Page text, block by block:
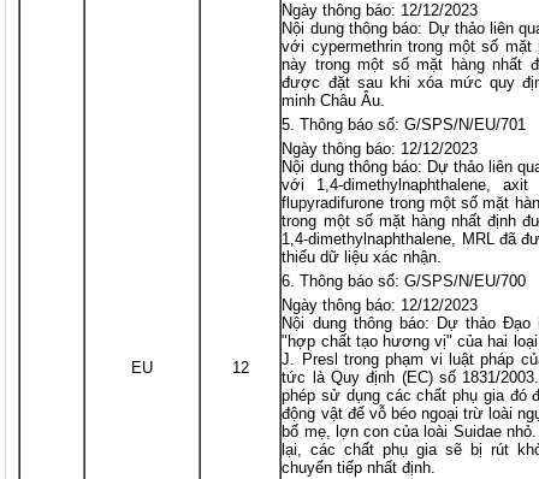
EU 12
Ngày thông báo: 12/12/2023
Nội dung thông báo: Dự thảo liên
với cypermethrin trong một số
này trong một số mặt hàng nhất
được đặt sau khi xóa mức quy
minh Châu Âu.
Thông báo số: G/SPS/N/EU/701
Ngày thông báo: 12/12/2023
Nội dung thông báo: Dự thảo liên
với 1,4-dimethylnaphthalene,
flupyradifurone trong một số mặt
trong một số mặt hàng nhất định
1,4-dimethylnaphthalene, MRL đã
thiếu dữ liệu xác nhận.
Thông báo số: G/SPS/N/EU/700
Ngày thông báo: 12/12/2023
Nội dung thông báo: Dự thảo
"hợp chất tạo hương vị" của hai
J. Presl trong phạm vi luật pháp
tức là Quy định (EC) số 1831/
phép sử dụng các chất phụ gia đó
động vật để vỗ béo ngoại trừ loài
bố mẹ, lợn con của loài Suidae
lại, các chất phụ gia sẽ bị rút
chuyển tiếp nhất định.